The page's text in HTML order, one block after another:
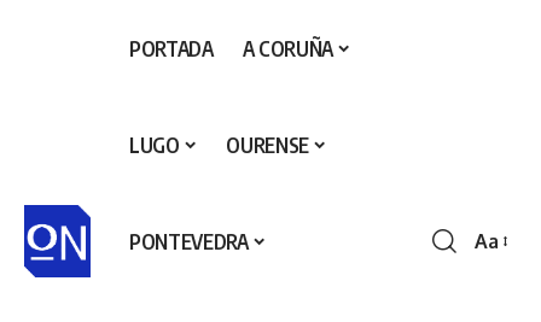
PORTADA A CORUÑA
LUGO OURENSE
PONTEVEDRA Aa